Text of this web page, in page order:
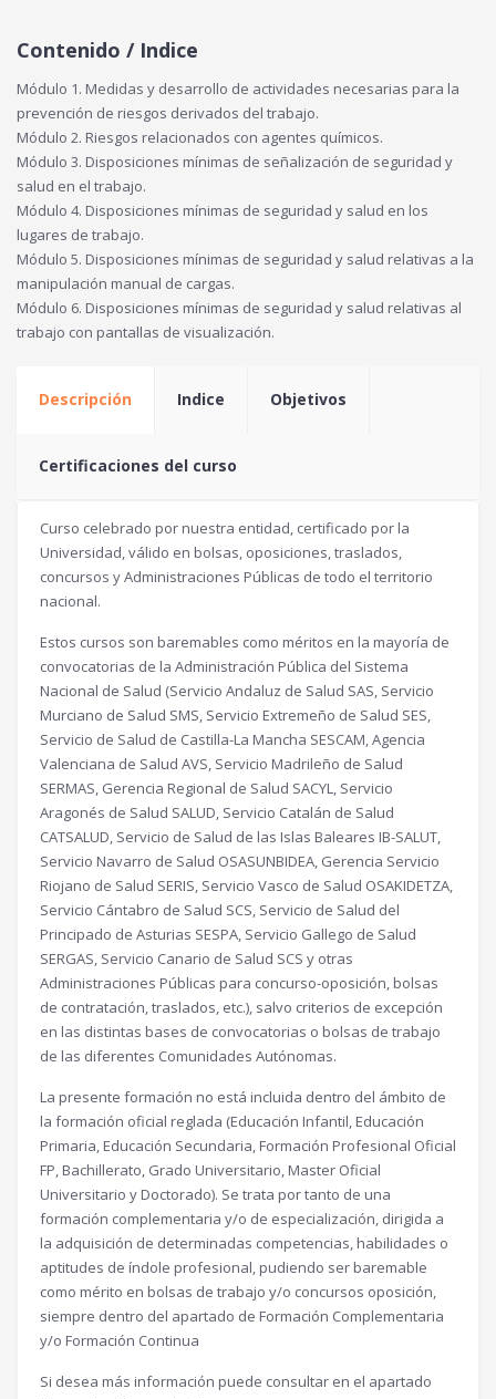
Contenido / Indice
Módulo 1. Medidas y desarrollo de actividades necesarias para la
prevención de riesgos derivados del trabajo.
Módulo 2. Riesgos relacionados con agentes químicos.
Módulo 3. Disposiciones mínimas de señalización de seguridad y
salud en el trabajo.
Módulo 4. Disposiciones mínimas de seguridad y salud en los
lugares de trabajo.
Módulo 5. Disposiciones mínimas de seguridad y salud relativas a la
manipulación manual de cargas.
Módulo 6. Disposiciones mínimas de seguridad y salud relativas al
trabajo con pantallas de visualización.
Descripción Indice Objetivos
Certificaciones del curso
Curso celebrado por nuestra entidad, certificado por la
Universidad, válido en bolsas, oposiciones, traslados,
concursos y Administraciones Públicas de todo el territorio
nacional.
Estos cursos son baremables como méritos en la mayoría de
convocatorias de la Administración Pública del Sistema
Nacional de Salud (Servicio Andaluz de Salud SAS, Servicio
Murciano de Salud SMS, Servicio Extremeño de Salud SES,
Servicio de Salud de Castilla-La Mancha SESCAM, Agencia
Valenciana de Salud AVS, Servicio Madrileño de Salud
SERMAS, Gerencia Regional de Salud SACYL, Servicio
Aragonés de Salud SALUD, Servicio Catalán de Salud
CATSALUD, Servicio de Salud de las Islas Baleares IB-SALUT,
Servicio Navarro de Salud OSASUNBIDEA, Gerencia Servicio
Riojano de Salud SERIS, Servicio Vasco de Salud OSAKIDETZA,
Servicio Cántabro de Salud SCS, Servicio de Salud del
Principado de Asturias SESPA, Servicio Gallego de Salud
SERGAS, Servicio Canario de Salud SCS y otras
Administraciones Públicas para concurso-oposición, bolsas
de contratación, traslados, etc.), salvo criterios de excepción
en las distintas bases de convocatorias o bolsas de trabajo
de las diferentes Comunidades Autónomas.
La presente formación no está incluida dentro del ámbito de
la formación oficial reglada (Educación Infantil, Educación
Primaria, Educación Secundaria, Formación Profesional Oficial
FP, Bachillerato, Grado Universitario, Master Oficial
Universitario y Doctorado). Se trata por tanto de una
formación complementaria y/o de especialización, dirigida a
la adquisición de determinadas competencias, habilidades o
aptitudes de índole profesional, pudiendo ser baremable
como mérito en bolsas de trabajo y/o concursos oposición,
siempre dentro del apartado de Formación Complementaria
y/o Formación Continua
Si desea más información puede consultar en el apartado